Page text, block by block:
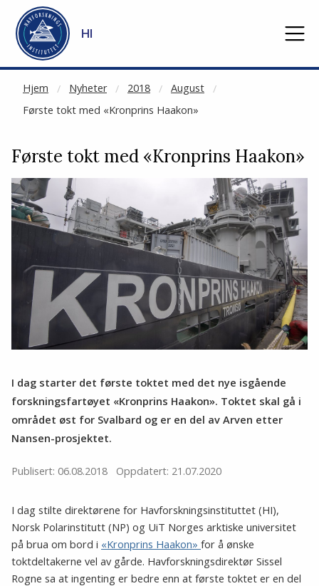
Gå til hovedinnhold
HI
Hjem Nyheter 2018
August
Første tokt med «Kronprins Haakon»
NOT CACHED
Første tokt med «Kronprins Haakon»
I dag starter det første toktet med det nye isgående
forskningsfartøyet «Kronprins Haakon». Toktet skal gå i
området øst for Svalbard og er en del av Arven etter
Nansen-prosjektet.
Publisert: 06.08.2018 Oppdatert: 21.07.2020
I dag stilte direktørene for Havforskningsinstituttet (HI),
Norsk Polarinstitutt (NP) og UiT Norges arktiske universitet
på brua om bord i «Kronprins Haakon» for å ønske
toktdeltakerne vel av gårde. Havforskningsdirektør Sissel
Rogne sa at ingenting er bedre enn at første toktet er en del